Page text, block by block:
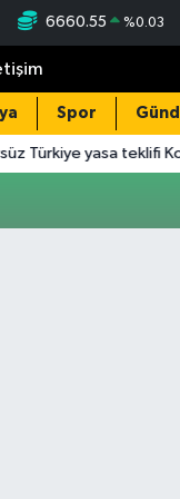
6660.55 %0.03
Spor
Türkiye yasa teklifi